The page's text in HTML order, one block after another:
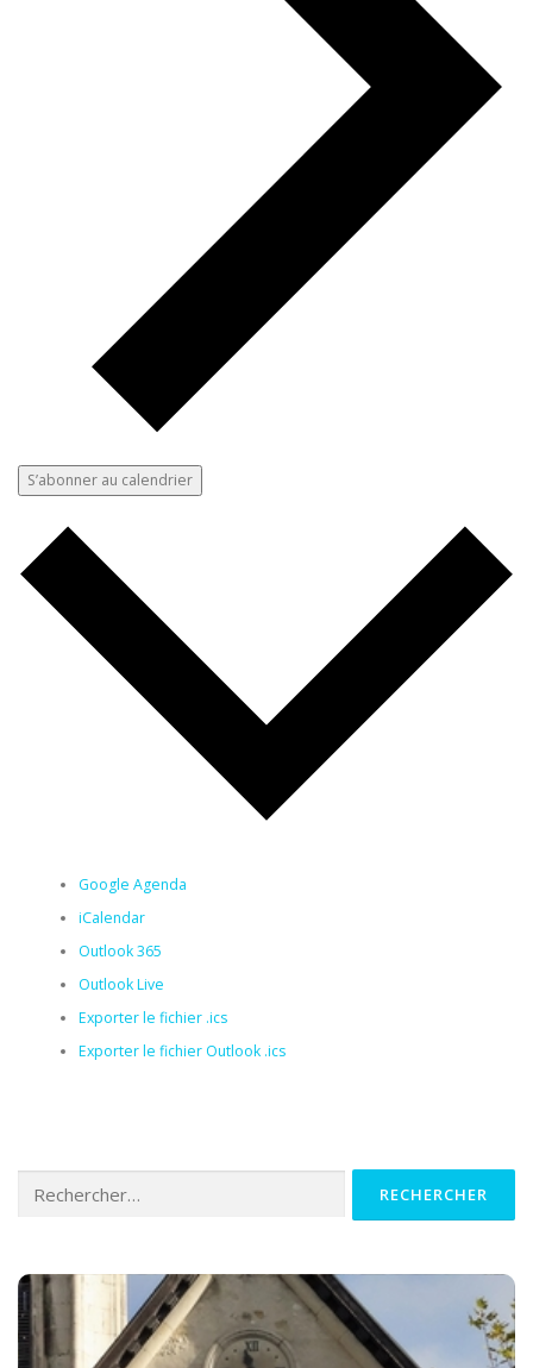
S’abonner au calendrier
Google Agenda
iCalendar
Outlook 365
Outlook Live
Exporter le fichier .ics
Exporter le fichier Outlook .ics